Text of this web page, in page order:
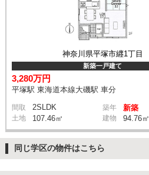
神奈川県平塚市纒1丁目
新築一戸建て
3,280万円
平塚駅 東海道本線大磯駅 車分
間取 2SLDK 築年 新築
土地 107.46㎡ 建物 94.76㎡
同じ学区の物件はこちら